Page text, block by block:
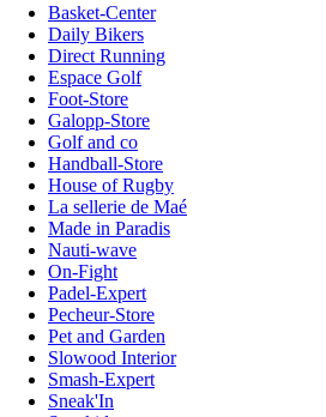
Basket-Center
Daily Bikers
Direct Running
Espace Golf
Foot-Store
Galopp-Store
Golf and co
Handball-Store
House of Rugby
La sellerie de Maé
Made in Paradis
Nauti-wave
On-Fight
Padel-Expert
Pecheur-Store
Pet and Garden
Slowood Interior
Smash-Expert
Sneak'In